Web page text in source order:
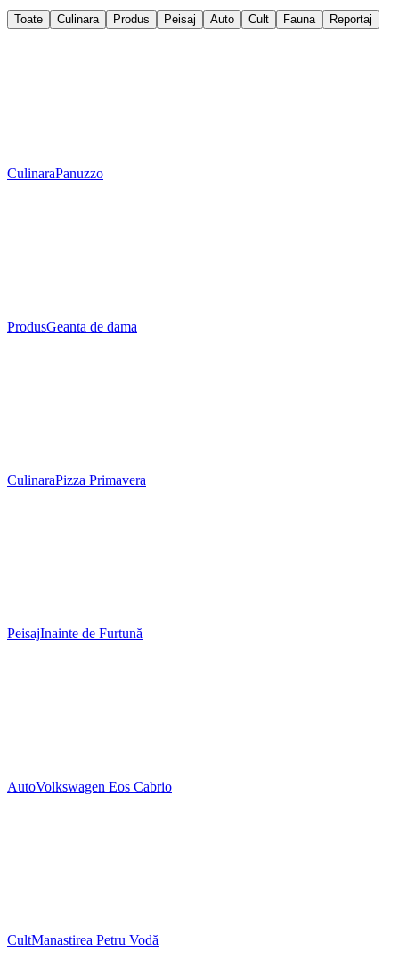
Toate Culinara Produs Peisaj Auto Cult Fauna Reportaj
CulinaraPanuzzo
ProdusGeanta de dama
CulinaraPizza Primavera
PeisajInainte de Furtună
AutoVolkswagen Eos Cabrio
CultManastirea Petru Vodă